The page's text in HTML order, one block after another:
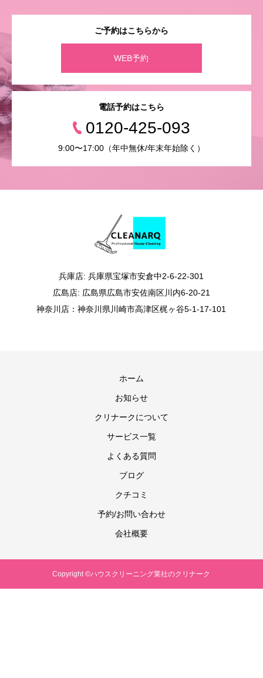
ご予約はこちらから
WEB予約
電話予約はこちら
0120-425-093
9:00〜17:00（年中無休/年末年始除く）
兵庫店: 兵庫県宝塚市安倉中2-6-22-301
広島店: 広島県広島市安佐南区川内6-20-21
神奈川店：神奈川県川崎市高津区梶ヶ谷5-1-17-101
ホーム
お知らせ
クリナークについて
サービス一覧
よくある質問
ブログ
クチコミ
予約/お問い合わせ
会社概要
Copyright ©ハウスクリーニング業社のクリナーク